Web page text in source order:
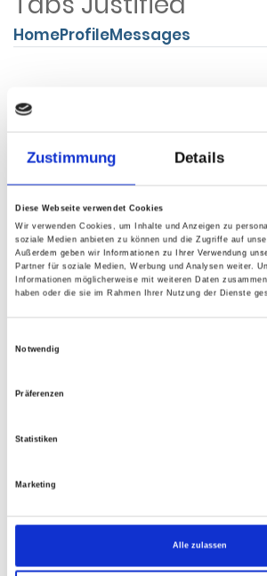
Zustimmung Details
Diese Webseite verwendet Cookies
Wir verwenden Cookies, um Inhalte und Anzeigen zu
soziale Medien anbieten zu können und die Zugriffe auf
Außerdem geben wir Informationen zu Ihrer Verwendung
Partner für soziale Medien, Werbung und Analysen weiter.
Informationen möglicherweise mit weiteren Daten
haben oder die sie im Rahmen Ihrer Nutzung der Dienste
Notwendig
Präferenzen
Statistiken
Marketing
Alle zulassen
HomeProfileMessages
Tabs Dropdown
HomeProfileDropdown
«1234
Pager
Older